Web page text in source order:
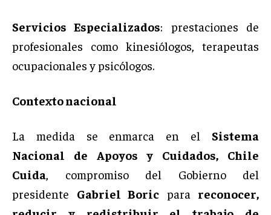
Servicios Especializados: prestaciones de
profesionales como kinesiólogos, terapeutas
ocupacionales y psicólogos.
Contexto nacional
La medida se enmarca en el Sistema
Nacional de Apoyos y Cuidados, Chile
Cuida, compromiso del Gobierno del
presidente Gabriel Boric para reconocer,